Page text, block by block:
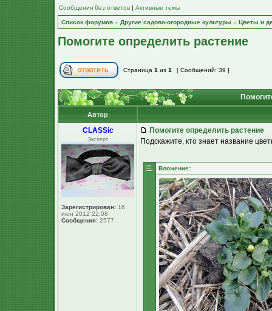
Сообщения без ответов | Активные темы
Список форумов » Другие садово-огородные культуры » Цветы и
Помогите определить растение
Страница 1 из 1 [ Сообщений: 39 ]
Автор
CLASSic
Эксперт
Зарегистрирован: 16
июн 2012 22:08
Сообщения: 2577
Помогите определить растение
Подскажите, кто знает название
Вложение: